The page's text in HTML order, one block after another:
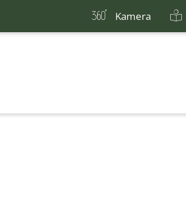
Kamera